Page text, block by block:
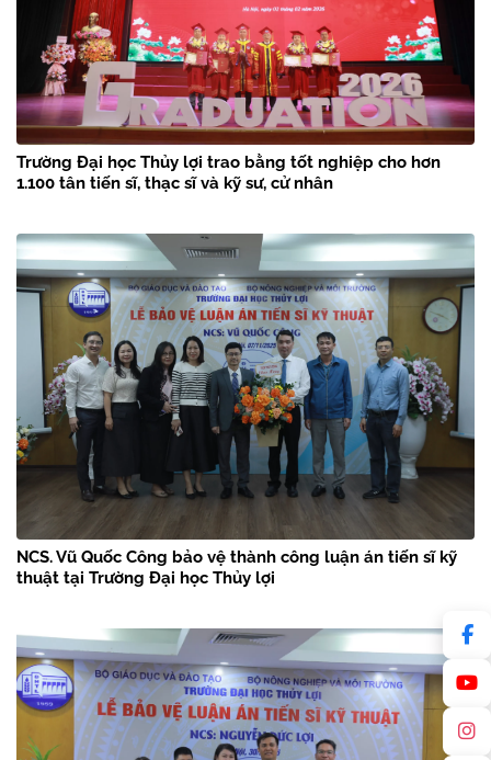
Trường Đại học Thủy lợi trao bằng tốt nghiệp cho hơn
1.100 tân tiến sĩ, thạc sĩ và kỹ sư, cử nhân
NCS. Vũ Quốc Công bảo vệ thành công luận án tiến sĩ kỹ
thuật tại Trường Đại học Thủy lợi